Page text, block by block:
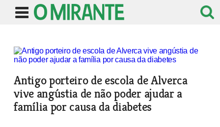
Antigo porteiro de escola de Alverca
vive angústia de não poder ajudar a
família por causa da diabetes